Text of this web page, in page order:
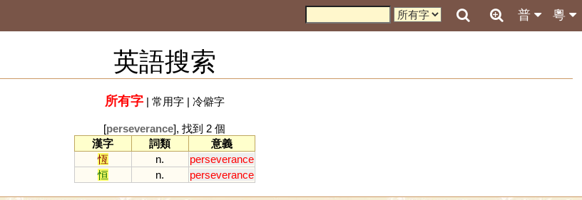
粵
普
英語搜索
所有字| 常用字| 冷僻字
[perseverance], 找到 2 個
漢字
詞類
意義
恆
n.
perseverance
恒
n. perseverance